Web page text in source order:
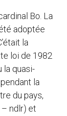
Bo. La
adoptée
la
loi de 1982
la quasi-
la
du pays,
ndlr) et